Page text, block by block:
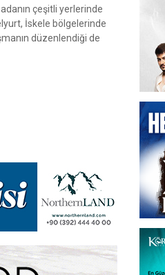
çeşitli yerlerinde
İskele bölgelerinde
düzenlendiği de